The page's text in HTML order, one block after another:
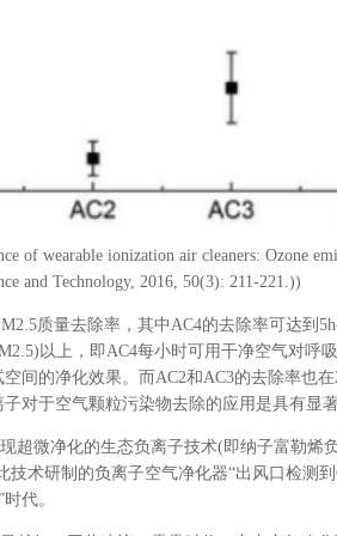
of wearable ionization air cleaners: Ozone
and Technology, 2016, 50(3): 211-221.))
质量去除率，其中AC4的去除率可达到
以上，即AC4每小时可用干净空气对呼
间的净化效果。而AC2和AC3的去除率也
对于空气颗粒污染物去除的应用是具有显著
微净化的生态负离子技术(即纳子富勒烯
术研制的负离子空气净化器“出风口检测到
代。